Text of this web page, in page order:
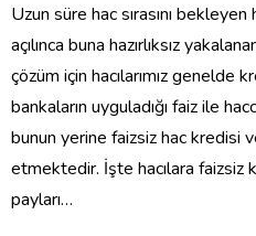
Uzun süre hac sırasını
açılınca buna hazırlıksız
çözüm için hacılarımız genelde
bankaların uyguladığı faiz ile
bunun yerine faizsiz hac kredisi
etmektedir. İşte hacılara faizsiz
payları…